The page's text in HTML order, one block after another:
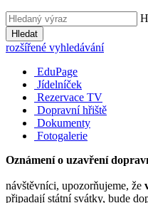
Hledat
rozšířené vyhledávání
EduPage
Jídelníček
Rezervace TV
Dopravní hřiště
Dokumenty
Fotogalerie
Oznámení o
návštěvníci, upozorňujeme, že
připadají státní svátky, bude